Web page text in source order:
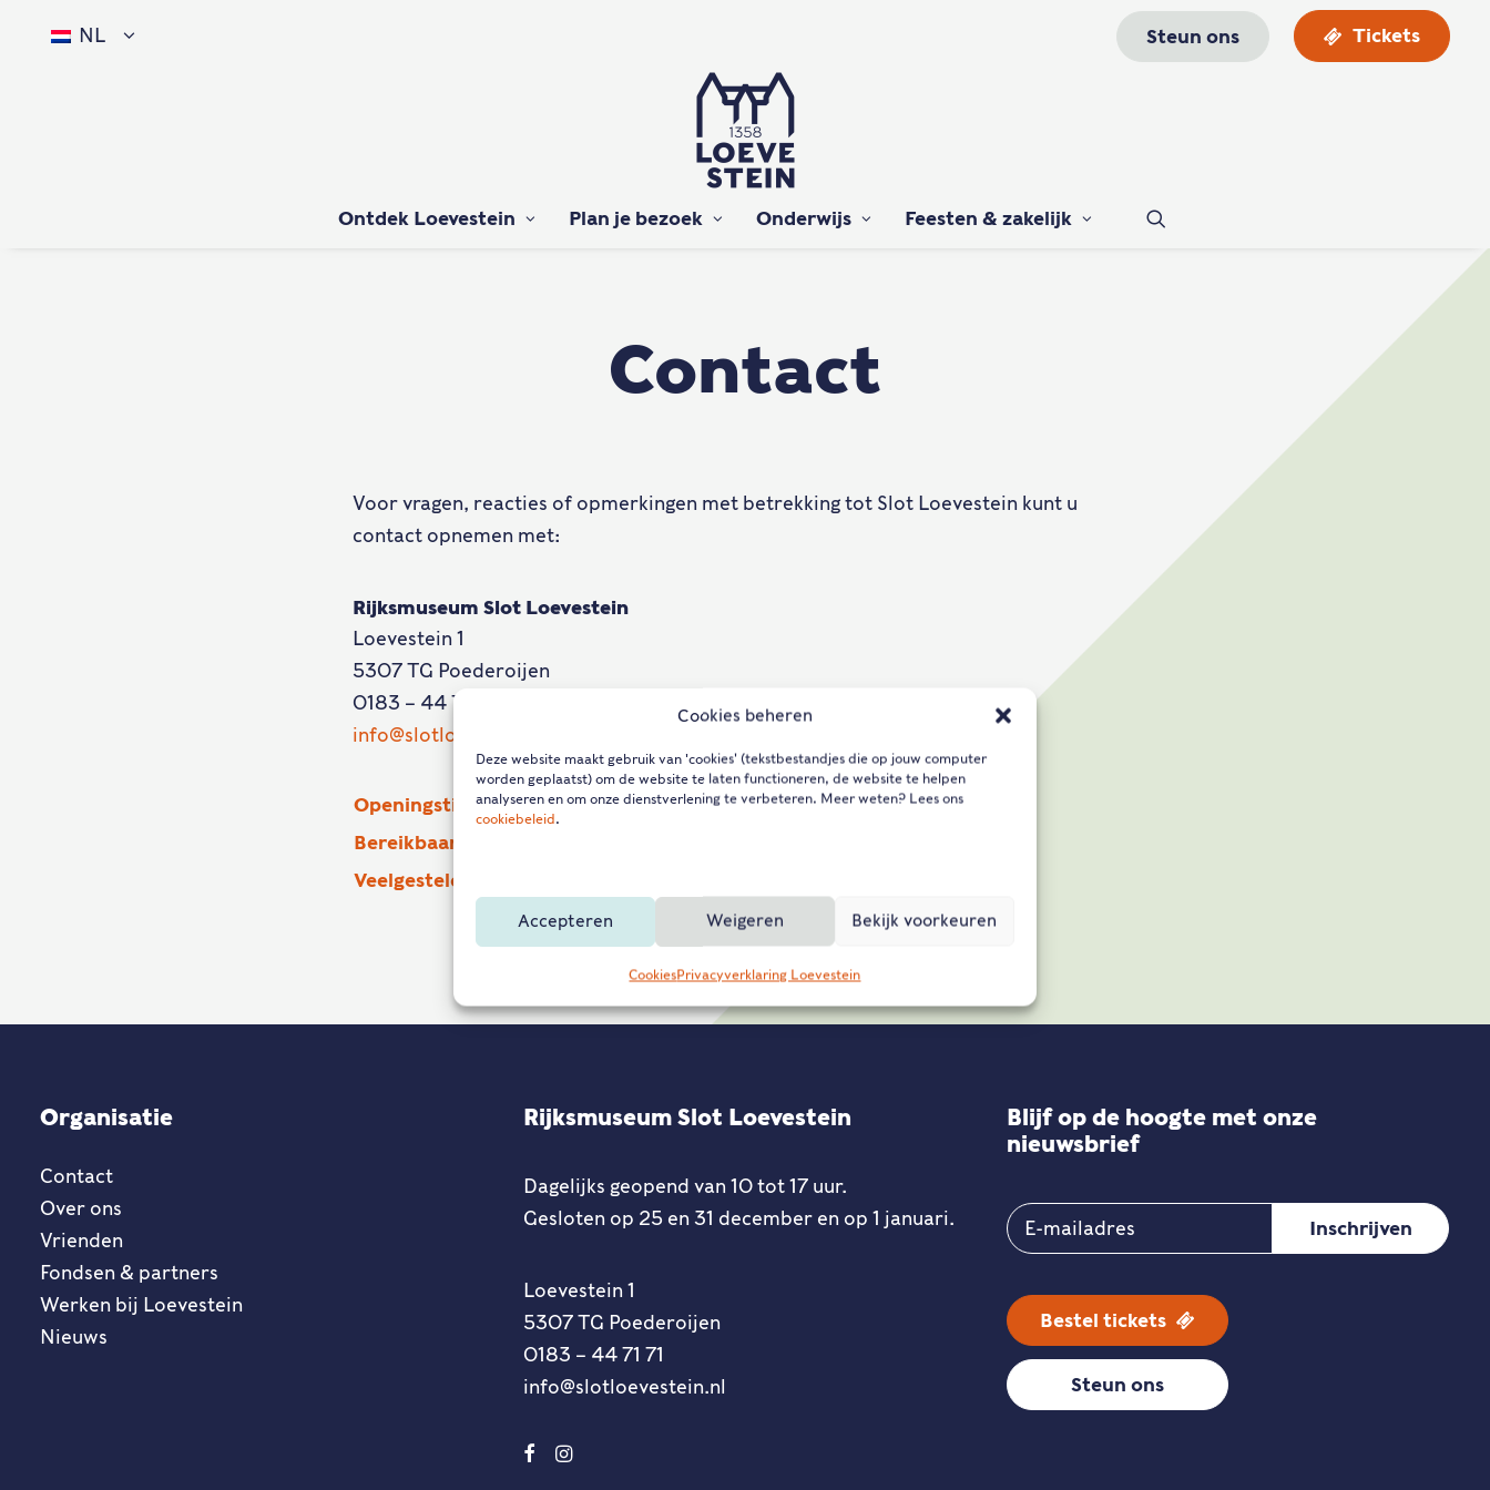
Cookies beheren
Deze website maakt gebruik van 'cookies' (tekstbestandjes die op jouw computer
worden geplaatst) om de website te laten functioneren, de website te helpen
analyseren en om onze dienstverlening te verbeteren. Meer weten? Lees ons
cookiebeleid.
Accepteren Weigeren Bekijk voorkeuren
CookiesPrivacyverklaring Loevestein
NL Steun ons Tickets
Ontdek Loevestein Plan je bezoek Onderwijs Feesten & zakelijk
Contact
Voor vragen, reacties of opmerkingen met betrekking tot Slot Loevestein kunt u
contact opnemen met:
Rijksmuseum Slot Loevestein
Loevestein 1
5307 TG Poederoijen
0183 – 44 71 71
info@slotloevestein.nl
Openingstijden & ticketprijzen
Bereikbaarheid & route
Veelgestelde vragen
Organisatie
Contact
Over ons
Vrienden
Fondsen & partners
Werken bij Loevestein
Nieuws
Rijksmuseum Slot Loevestein
Dagelijks geopend van 10 tot 17 uur.
Gesloten op 25 en 31 december en op 1 januari.
Loevestein 1
5307 TG Poederoijen
0183 – 44 71 71
info@slotloevestein.nl
Blijf op de hoogte met onze
nieuwsbrief
Bestel tickets
Steun ons